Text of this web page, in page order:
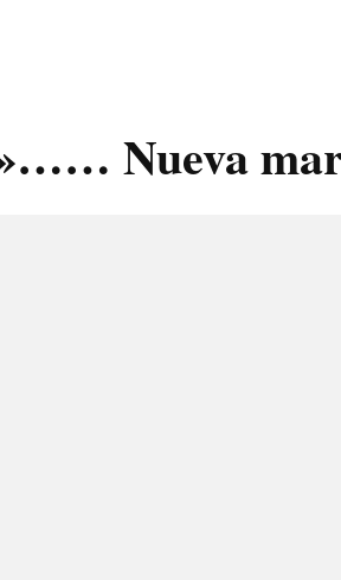
Nueva